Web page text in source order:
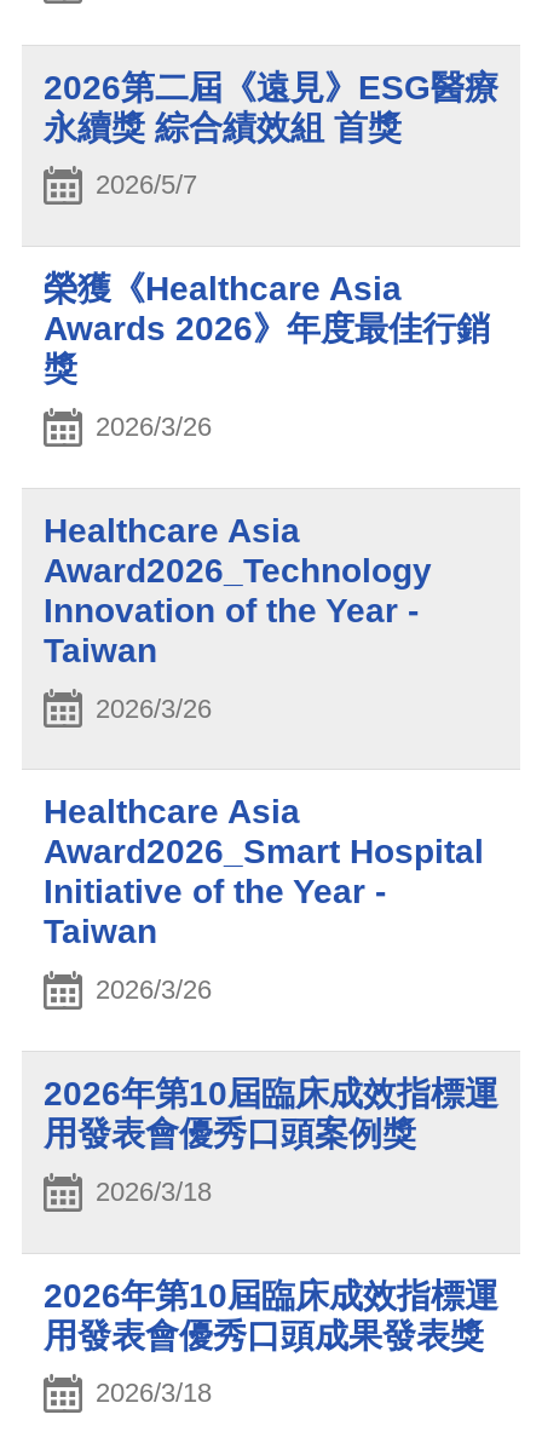
2026第二屆《遠見》ESG醫療
永續獎 綜合績效組 首獎
2026/5/7
榮獲《Healthcare Asia
Awards 2026》年度最佳行銷
獎
2026/3/26
Healthcare Asia
Award2026_Technology
Innovation of the Year -
Taiwan
2026/3/26
Healthcare Asia
Award2026_Smart Hospital
Initiative of the Year -
Taiwan
2026/3/26
2026年第10屆臨床成效指標運
用發表會優秀口頭案例獎
2026/3/18
2026年第10屆臨床成效指標運
用發表會優秀口頭成果發表獎
2026/3/18